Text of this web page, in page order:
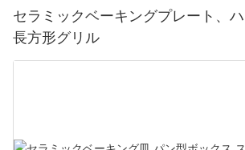
セラミックベーキングプレート、
長方形グリル